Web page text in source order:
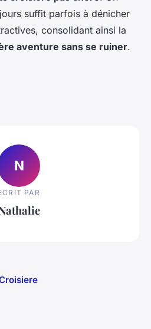
suffit parfois à dénicher
consolidant ainsi la
aventure sans se ruiner.
N
PAR